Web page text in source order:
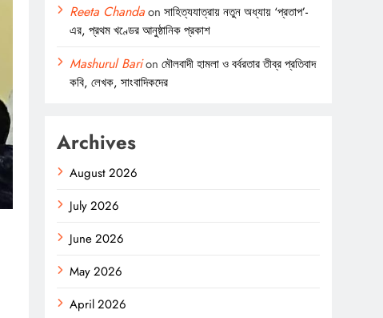
Reeta Chandaonসাহিত্যযাত্রায় নতুন অধ্যায় ‘প্রতাপ’-
এর, প্রথম খণ্ডের আনুষ্ঠানিক প্রকাশ
Mashurul Barionমৌলবাদী হামলা ও বর্বরতার তীব্র প্রতিবাদ
কবি, লেখক, সাংবাদিকদের
Archives
August 2026
July 2026
June 2026
May 2026
April 2026